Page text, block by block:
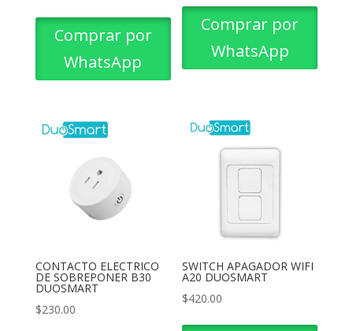
Comprar por
WhatsApp
Comprar por
WhatsApp
CONTACTO ELECTRICO
DE SOBREPONER B30
DUOSMART
$230.00
SWITCH APAGADOR WIFI
A20 DUOSMART
$420.00